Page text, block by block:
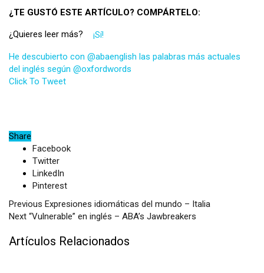
¿TE GUSTÓ ESTE ARTÍCULO? COMPÁRTELO:
¿Quieres leer más? ¡Sí!
He descubierto con @abaenglish las palabras más actuales
del inglés según @oxfordwords
Click To Tweet
Share
Facebook
Twitter
LinkedIn
Pinterest
Previous Expresiones idiomáticas del mundo – Italia
Next “Vulnerable” en inglés – ABA’s Jawbreakers
Artículos Relacionados